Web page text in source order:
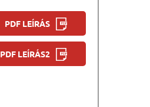
PDF LEÍRÁS
PDF LEÍRÁS2